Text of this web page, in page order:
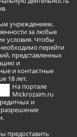
учреждением,
за любые
условия. Чтобы
перейти
представленных
и
и контактные
18 лет.
На портале
Mickrozaim.ru
и
предоставить